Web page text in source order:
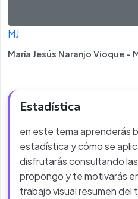
MJ
María Jesús Naranjo Vioque -
Estadística
en este tema aprenderás
estadística y cómo se
disfrutarás consultando
propongo y te motivarás
trabajo visual resumen del